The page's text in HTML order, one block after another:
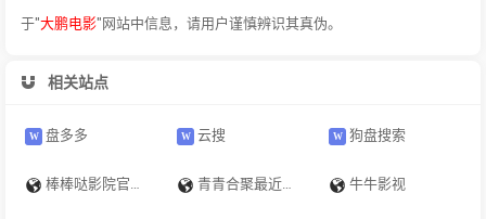
于"大鹏电影"网站中信息，请用户谨慎辨识其真伪。
相关站点
盘多多 云搜 狗盘搜索
棒棒哒影院官网 - 2025最新电影免费看｜超清无删减完整版｜每日更新 青青合聚最近的2019中文字幕免费mv-最新热门电影电视剧大全 牛牛影视